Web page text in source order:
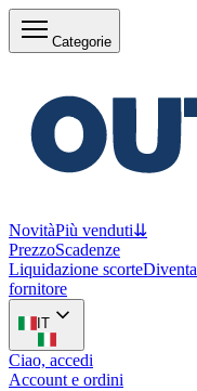
Categorie
NovitàPiù venduti⇊
PrezzoScadenze
Liquidazione scorteDiventa
fornitore
IT
Ciao, accedi
Account e ordini